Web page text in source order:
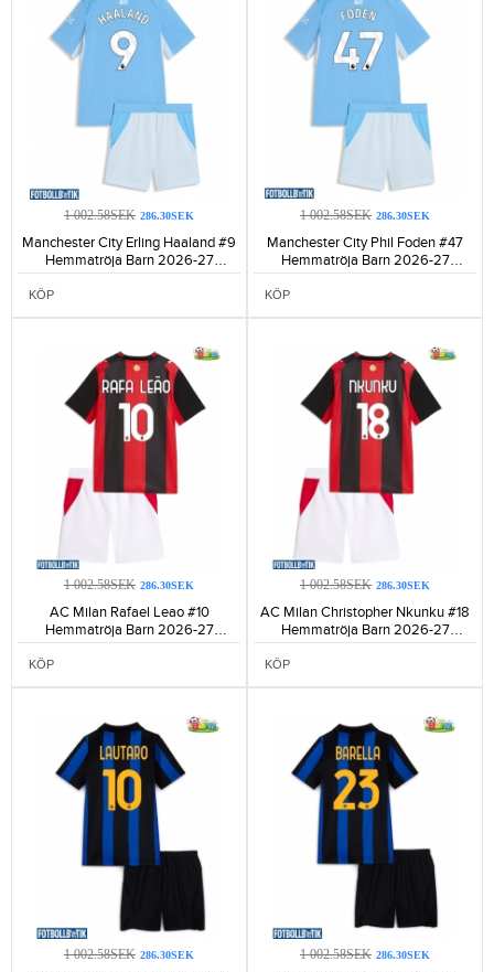
1 002.58SEK 286.30SEK
Manchester City Erling Haaland #9
Hemmatröja Barn 2026-27
Kortärmad (+ Korta byxor)-694
KÖP
1 002.58SEK 286.30SEK
Manchester City Phil Foden #47
Hemmatröja Barn 2026-27
Kortärmad (+ Korta byxor)-575
KÖP
1 002.58SEK 286.30SEK
AC Milan Rafael Leao #10
Hemmatröja Barn 2026-27
Kortärmad (+ Korta byxor)-486
KÖP
1 002.58SEK 286.30SEK
AC Milan Christopher Nkunku #18
Hemmatröja Barn 2026-27
Kortärmad (+ Korta byxor)-483
KÖP
1 002.58SEK 286.30SEK 1 002.58SEK 286.30SEK